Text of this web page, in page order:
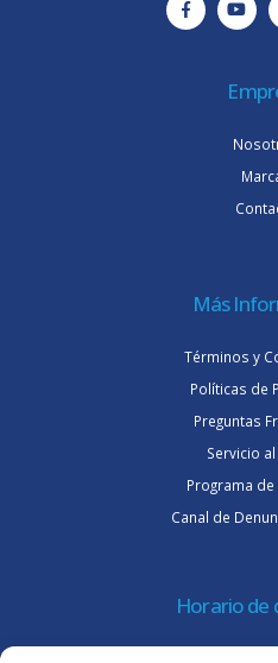
Más
Términos y
Políticas de
Preguntas
Servicio
Programa
Canal de
Horario de